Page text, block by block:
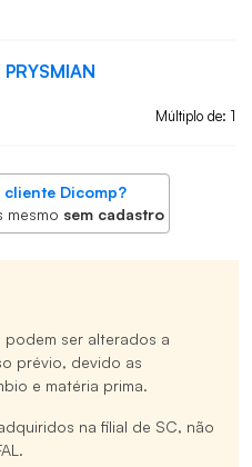
PRYSMIAN
Múltiplo de: 1
Dicomp?
mesmo sem cadastro
ser alterados a
prévio, devido as
e matéria prima.
na filial de SC, não